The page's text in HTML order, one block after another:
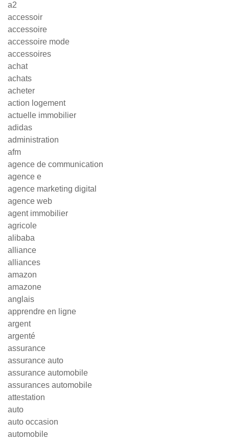
a2
accessoir
accessoire
accessoire mode
accessoires
achat
achats
acheter
action logement
actuelle immobilier
adidas
administration
afm
agence de communication
agence e
agence marketing digital
agence web
agent immobilier
agricole
alibaba
alliance
alliances
amazon
amazone
anglais
apprendre en ligne
argent
argenté
assurance
assurance auto
assurance automobile
assurances automobile
attestation
auto
auto occasion
automobile